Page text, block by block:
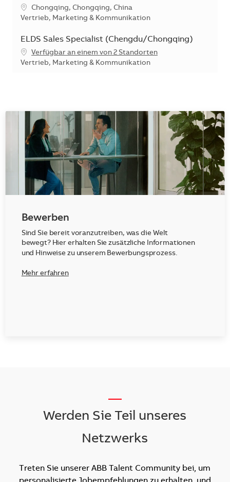
Standort
Chongqing, Chongqing, China
Kategorie
Vertrieb, Marketing & Kommunikation
ELDS Sales Specialist (Chengdu/Chongqing)
Verfügbar an einem von 2 Standorten
Kategorie
Vertrieb, Marketing & Kommunikation
Bewerben
Sind Sie bereit voranzutreiben, was die Welt
bewegt? Hier erhalten Sie zusätzliche Informationen
und Hinweise zu unserem Bewerbungsprozess.
Mehr erfahren
Werden Sie Teil unseres
Netzwerks
Treten Sie unserer ABB Talent Community bei, um